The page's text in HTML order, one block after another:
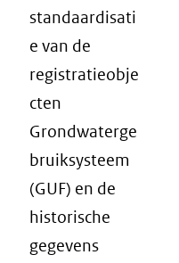
standaardisati
e van de
registratieobje
cten
Grondwaterge
bruiksysteem
(GUF) en de
historische
gegevens